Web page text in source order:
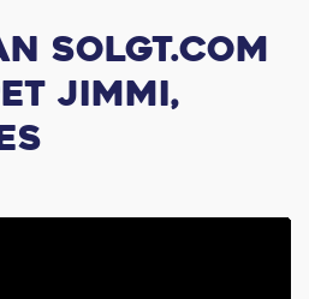
Solgt.com
Jimmi,